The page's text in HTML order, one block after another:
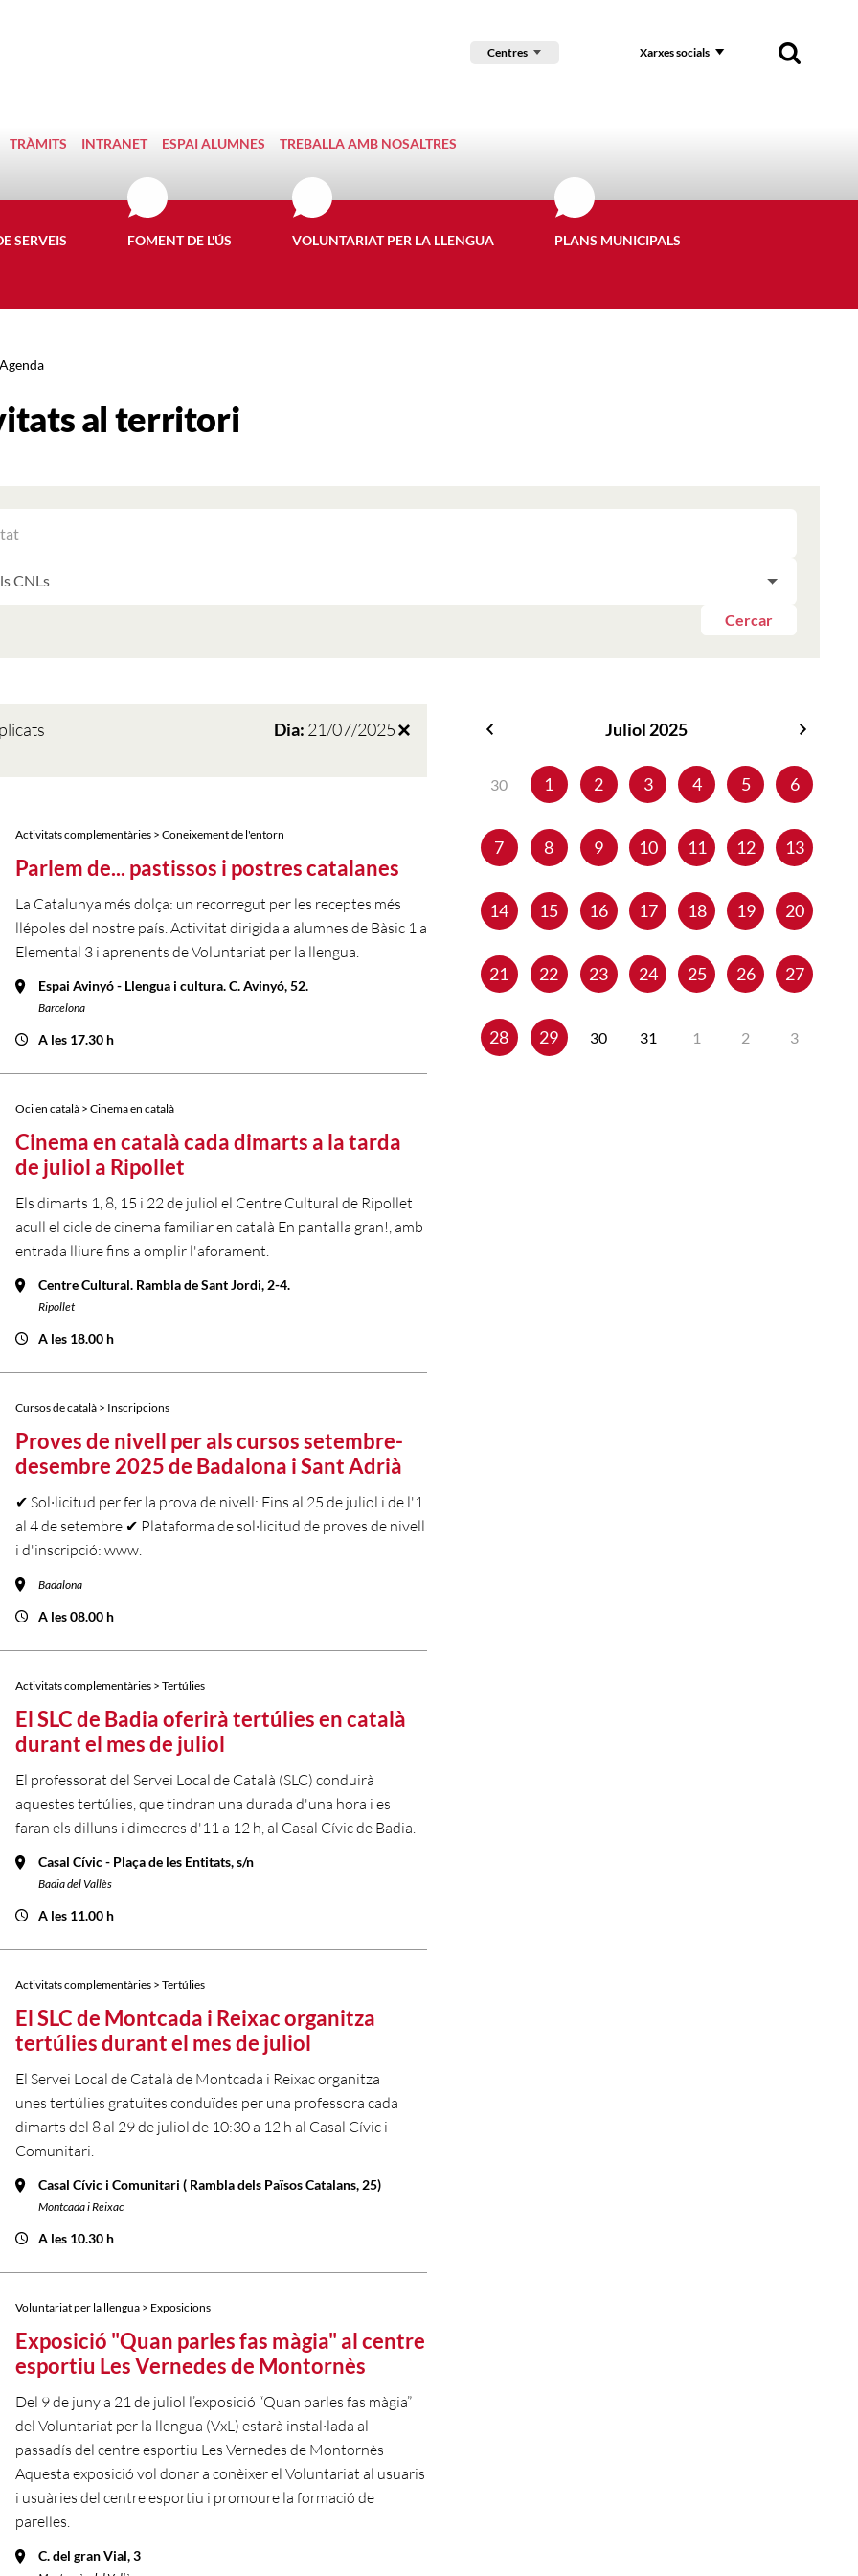
Centres Xarxes socials
TRÀMITS INTRANET ESPAI ALUMNES TREBALLA AMB NOSALTRES
SERVEIS FOMENT DE L'ÚS VOLUNTARIAT PER LA LLENGUA PLANS MUNICIPALS
Agenda
al territori
Cercar
Dia: 21/07/2025
Activitats complementàries > Coneixement de l'entorn
Parlem de... pastissos i postres catalanes
La Catalunya més dolça: un recorregut per les receptes més
llépoles del nostre país. Activitat dirigida a alumnes de Bàsic 1 a
Elemental 3 i aprenents de Voluntariat per la llengua.
Espai Avinyó - Llengua i cultura. C. Avinyó, 52.
Barcelona
A les 17.30 h
Oci en català > Cinema en català
Cinema en català cada dimarts a la tarda
de juliol a Ripollet
Els dimarts 1, 8, 15 i 22 de juliol el Centre Cultural de Ripollet
acull el cicle de cinema familiar en català En pantalla gran!, amb
entrada lliure fins a omplir l'aforament.
Centre Cultural. Rambla de Sant Jordi, 2-4.
Ripollet
A les 18.00 h
Cursos de català > Inscripcions
Proves de nivell per als cursos setembre-
desembre 2025 de Badalona i Sant Adrià
✔ Sol·licitud per fer la prova de nivell: Fins al 25 de juliol i de l'1
al 4 de setembre ✔ Plataforma de sol·licitud de proves de nivell
i d'inscripció: www.
Badalona
A les 08.00 h
Activitats complementàries > Tertúlies
El SLC de Badia oferirà tertúlies en català
durant el mes de juliol
El professorat del Servei Local de Català (SLC) conduirà
aquestes tertúlies, que tindran una durada d'una hora i es
faran els dilluns i dimecres d'11 a 12 h, al Casal Cívic de Badia.
Casal Cívic - Plaça de les Entitats, s/n
Badia del Vallès
A les 11.00 h
Activitats complementàries > Tertúlies
El SLC de Montcada i Reixac organitza
tertúlies durant el mes de juliol
El Servei Local de Català de Montcada i Reixac organitza
unes tertúlies gratuïtes conduïdes per una professora cada
dimarts del 8 al 29 de juliol de 10:30 a 12 h al Casal Cívic i
Comunitari.
Casal Cívic i Comunitari ( Rambla dels Països Catalans, 25)
Montcada i Reixac
A les 10.30 h
Voluntariat per la llengua > Exposicions
Exposició "Quan parles fas màgia" al centre
esportiu Les Vernedes de Montornès
Del 9 de juny a 21 de juliol l’exposició “Quan parles fas màgia”
del Voluntariat per la llengua (VxL) estarà instal·lada al
passadís del centre esportiu Les Vernedes de Montornès
Aquesta exposició vol donar a conèixer el Voluntariat al usuaris
i usuàries del centre esportiu i promoure la formació de
parelles.
C. del gran Vial, 3
Juliol 2025
30 1 2 3 4 5 6
7 8 9 10 11 12 13
14 15 16 17 18 19 20
21 22 23 24 25 26 27
28 29 30 31 1 2 3